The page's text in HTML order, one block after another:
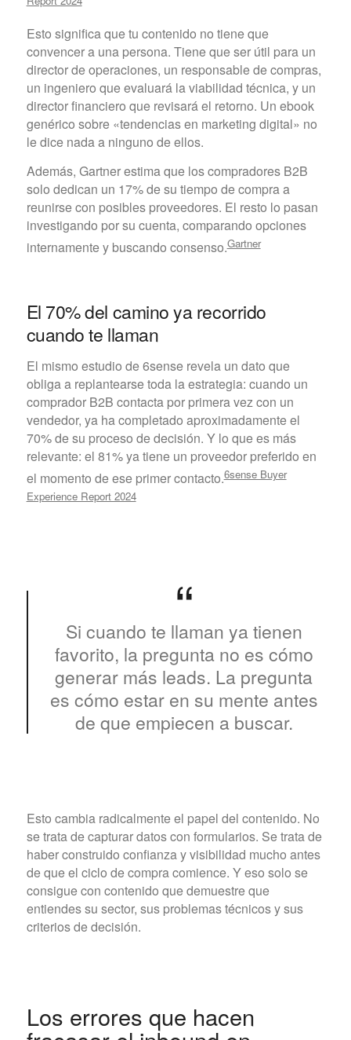
Esto significa que tu contenido no tiene que
convencer a una persona. Tiene que ser útil para un
director de operaciones, un responsable de compras,
un ingeniero que evaluará la viabilidad técnica, y un
director financiero que revisará el retorno. Un ebook
genérico sobre «tendencias en marketing digital» no
le dice nada a ninguno de ellos.
Además, Gartner estima que los compradores B2B
solo dedican un 17% de su tiempo de compra a
reunirse con posibles proveedores. El resto lo pasan
investigando por su cuenta, comparando opciones
internamente y buscando consenso.Gartner
El 70% del camino ya recorrido
cuando te llaman
El mismo estudio de 6sense revela un dato que
obliga a replantearse toda la estrategia: cuando un
comprador B2B contacta por primera vez con un
vendedor, ya ha completado aproximadamente el
70% de su proceso de decisión. Y lo que es más
relevante: el 81% ya tiene un proveedor preferido en
el momento de ese primer contacto.6sense Buyer
Experience Report 2024
Si cuando te llaman ya tienen
favorito, la pregunta no es cómo
generar más leads. La pregunta
es cómo estar en su mente antes
de que empiecen a buscar.
Esto cambia radicalmente el papel del contenido. No
se trata de capturar datos con formularios. Se trata de
haber construido confianza y visibilidad mucho antes
de que el ciclo de compra comience. Y eso solo se
consigue con contenido que demuestre que
entiendes su sector, sus problemas técnicos y sus
criterios de decisión.
Los errores que hacen